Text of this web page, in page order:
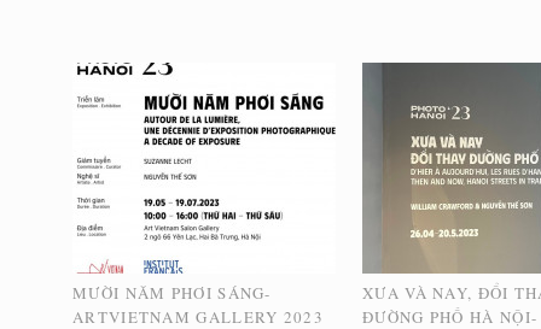
MƯỜI NĂM PHƠI SÁNG-
ARTVIETNAM GALLERY 2023
XƯA VÀ NAY, ĐỔI
ĐƯỜNG PHỐ HÀ